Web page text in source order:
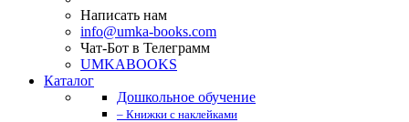
Написать нам
info@umka-books.com
Чат-Бот в Телеграмм
UMKABOOKS
Каталог
Дошкольное обучение
– Книжки с наклейками